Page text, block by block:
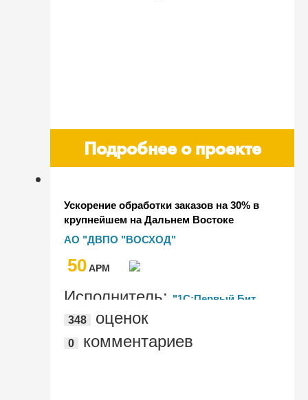
Подробнее о проекте
Ускорение обработки заказов на 30% в
крупнейшем на Дальнем Востоке
производителе взрывчатых веществ
АО "ДВПО "ВОСХОД" с помощью
"1С:ERP"
АО "ДВПО "ВОСХОД"
50AРМ
Исполнитель: "1С:Первый Бит,
Хабаровск"
348 оценок
0 комментариев